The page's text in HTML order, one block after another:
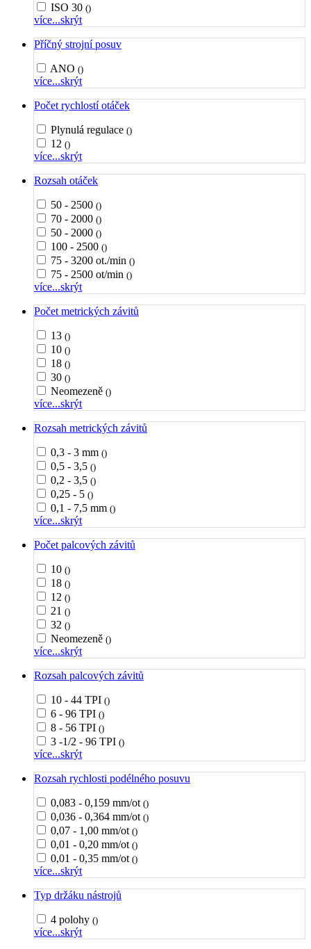
ISO 30 ()
více...skrýt
Příčný strojní posuv
ANO ()
více...skrýt
Počet rychlostí otáček
Plynulá regulace ()
12 ()
více...skrýt
Rozsah otáček
50 - 2500 ()
70 - 2000 ()
50 - 2000 ()
100 - 2500 ()
75 - 3200 ot./min ()
75 - 2500 ot/min ()
více...skrýt
Počet metrických závitů
13 ()
10 ()
18 ()
30 ()
Neomezeně ()
více...skrýt
Rozsah metrických závitů
0,3 - 3 mm ()
0,5 - 3,5 ()
0,2 - 3,5 ()
0,25 - 5 ()
0,1 - 7,5 mm ()
více...skrýt
Počet palcových závitů
10 ()
18 ()
12 ()
21 ()
32 ()
Neomezeně ()
více...skrýt
Rozsah palcových závitů
10 - 44 TPI ()
6 - 96 TPI ()
8 - 56 TPI ()
3 -1/2 - 96 TPI ()
více...skrýt
Rozsah rychlosti podélného posuvu
0,083 - 0,159 mm/ot ()
0,036 - 0,364 mm/ot ()
0,07 - 1,00 mm/ot ()
0,01 - 0,20 mm/ot ()
0,01 - 0,35 mm/ot ()
více...skrýt
Typ držáku nástrojů
4 polohy ()
více...skrýt